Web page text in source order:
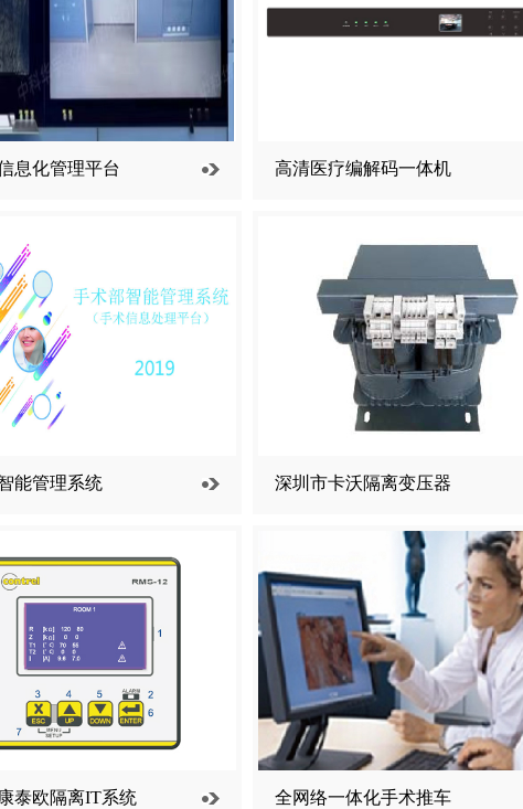
息化管理平台 高清医疗编解码一体机
能管理系统 深圳市卡沃隔离变压器
泰欧隔离IT系统 全网络一体化手术推车